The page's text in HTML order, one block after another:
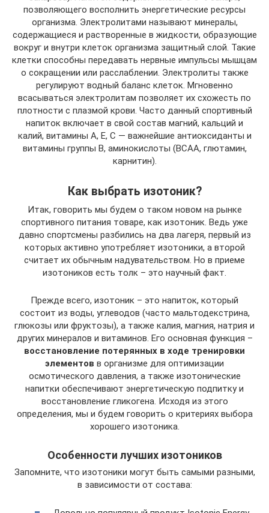
позволяющего восполнить энергетические ресурсы
организма. Электролитами называют минералы,
содержащиеся и растворенные в жидкости, образующие
вокруг и внутри клеток организма защитный слой. Такие
клетки способны передавать нервные импульсы мышцам
о сокращении или расслаблении. Электролиты также
регулируют водный баланс клеток. Мгновенно
всасываться электролитам позволяет их схожесть по
плотности с плазмой крови. Часто данный спортивный
напиток включает в свой состав магний, кальций и
калий, витамины А, Е, С — важнейшие антиоксиданты и
витамины группы В, аминокислоты (ВСАА, глютамин,
карнитин).
Как выбрать изотоник?
Итак, говорить мы будем о таком новом на рынке
спортивного питания товаре, как изотоник. Ведь уже
давно спортсмены разбились на два лагеря, первый из
которых активно употребляет изотоники, а второй
считает их обычным надувательством. Но в приеме
изотоников есть толк – это научный факт.
Прежде всего, изотоник – это напиток, который
состоит из воды, углеводов (часто мальтодекстрина,
глюкозы или фруктозы), а также калия, магния, натрия и
других минералов и витаминов. Его основная функция –
восстановление потерянных в ходе тренировки
элементов в организме для оптимизации
осмотического давления, а также изотонические
напитки обеспечивают энергетическую подпитку и
восстановление гликогена. Исходя из этого
определения, мы и будем говорить о критериях выбора
хорошего изотоника.
Особенности лучших изотоников
Запомните, что изотоники могут быть самыми разными,
в зависимости от состава: